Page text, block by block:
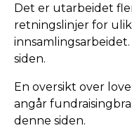
Det er utarbeidet
retningslinjer for
siden.
En oversikt over
angår
denne siden.